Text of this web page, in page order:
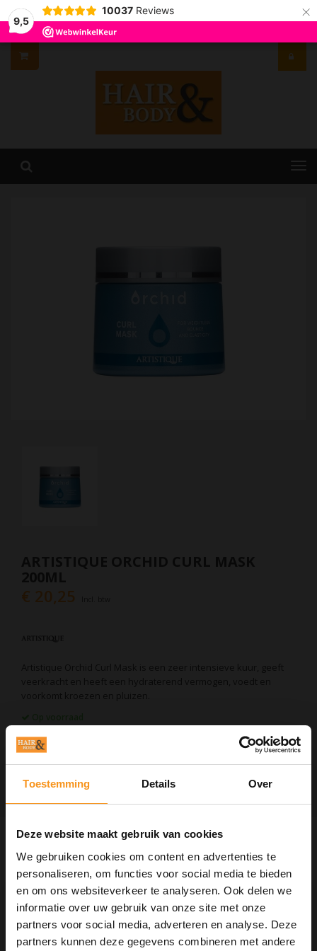
Toestemming Details Over
Deze website maakt gebruik van cookies
We gebruiken cookies om content en advertenties te
personaliseren, om functies voor social media te bieden
en om ons websiteverkeer te analyseren. Ook delen we
informatie over uw gebruik van onze site met onze
partners voor social media, adverteren en analyse. Deze
partners kunnen deze gegevens combineren met andere
9,5
10037 Reviews ×
€ 20,25
EAN Code:
Informatie
Artistique Orchid Curl Mask 200ml
Artistique Orchid Curl Mask is een zeer intensieve kuur, geeft
veerkracht en heeft een hydraterend vermogen, voedt en
voorkomt kroezen en pluizen.
Gebruiksaanwijzing:
Verdeel voldoende masker over handdoek droog haar.